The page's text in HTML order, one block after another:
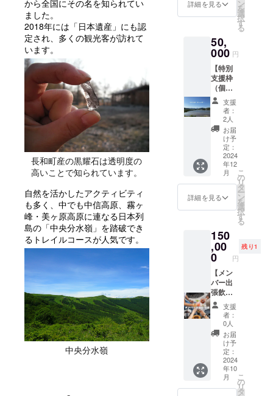
から全国にその名を知られてい
ました。
2018年には「日本遺産」にも認
定され、多くの観光客が訪れて
います。
長和町産の黒耀石は透明度の
高いことで知られています。
自然を活かしたアクティビティ
も多く、中でも中信高原、霧ヶ
峰・美ヶ原高原に連なる日本列
島の「中央分水嶺」を踏破でき
るトレイルコースが人気です。
中央分水嶺
け商品
記され
ます。
商品開
封前に
は必ず
お届け
のリ
ターン
に貼付
された
ラベル
や注意
書きを
ご確認
くださ
い。」
保存方
射日光
を避け
た場所
賞味期
限：2ヶ
月 産
地：長
和町
穫・は
ぜかけ
●美味し
いお弁
当付き
●滞在費
用 〈羽
田野
ワーク
スペー
スにて
宿泊〉
＊滞在
中のお
部屋は
相部屋
となり
ますの
でご了
承くだ
宿泊所
として
許可取
得済み
●夕食の
材料費
●温泉券
付き ●
イベン
ト保険
【スケ
ジュー
ル】 ○1
日目
10:00〜
現地
集合〜
加 野
沢菜油
(100g)
○長門牧
場の牛
乳を使
用した
濃厚な
バーム
クーヘ
ン（1
個） ・
長門牧
場オリ
ジナル
お菓子
の一番
人気商
品！長
門牧場
で搾り
牛乳を
使用し
たバー
ム
クーヘ
ンで
す。 ○
石窯カ
フェ
KOKUY
Aのフィ
ナン
シェ詰
め合わ
せ（12
個） ・
中山道
＊滞在
中のお
相部屋
となり
ますの
でご了
承くだ
さい。
＊簡易
宿泊所
として
許可取
得済み
●温泉券
付き ●
イベン
ト保険
〈スケ
ジュー
ル〉 日
程：プ
クト終
了後、
後日調
整メー
ルにて
調整し
てまい
りま
す。
〈滞在
施設に
つい
て〉 ・
宿泊可
能日
数：1泊
2日（利
できま
す。 お
の中、
美味し
いご飯
を食べ
ながら
田舎を
満喫し
ません
か。
【特
典】 ・
地域の
食材を
使った
お弁当
イベン
ト参加
動画配
信（配
信期
間：
2024年
11月〜
2025年
11月）
・DIY参
加証明
として
施設に
木札
（小:w1
0cm×3
cm）で
お名前
田野
ワーク
なりま
す。
【特
典】 収
穫した
新米の
〈はぜ
かけ
米〉
は、
じっく
りと天
日干し
後に、
発送
（11月
きま
す。
〈イベ
ントス
ケ
ジュー
ル〉 ・
日程：
2024年
10月初
旬の週
末 ＊
天候に
より前
後致し
「和
が最初
にリノ
ベー
ション
をした
築163年
の古民
家「羽
田野
ワーク
スペー
ス」に
て宿泊
しま
す。 古
修DIYの
参加イ
待しま
す！ 地
域の一
級建築
士の指
導のも
と、DIY
のノウ
ハウや
改修の
コツな
ど、皆
んなで
ワイワ
イ楽し
みなが
だく』
ハン
ターか
被害
や、実
際の狩
猟現場
への
フィー
ルド
ワー
ク、夕
食には
ジビエ
BBQを
皆んな
で囲み
だく食
育体験
ツアー
翌日に
は、解
体施設
での解
体見
学・体
験（任
意）を
行い、
昼食に
はジビ
エタコ
スを楽
グトロ
ます。
頭蓋骨
部分を
10色の
カラー
の中か
らお好
きなカ
ラーで
お届け
いたし
ます！
店舗や
お部屋
のイン
テリア
にいか
然のも
のにな
ります
ので一
つとし
てサイ
ズ・形
が同じ
モノが
ござい
ませ
ん。 ご
理解い
ただけ
る方の
み購入
をお願
詳細を見る ン
を
選
択
す
る
50,
000 円
【特別
支援枠
（個人
or企
業）】
特別な
リター
ンは不
要で応
援した
い！と
いう方
向けの
返礼品
です。
容〉 ・
心のこ
もった
御礼
メール
・’’HAD
ANO別
邸
（仮）’’
内のお
名前or
ニック
ネーム
or企業
名 刻印
（中:W
15cm×
支援
者：
2人
お届
け予
定：
2024
年12
月
詳細を見る
こ
の
リ
タ
ー
ン
を
選
択
す
る
150
,00
0 円
残り1
【メン
バー出
張飲み
会！】
プロ
ジェク
トを進
める地
域おこ
し協力
隊と
「和
（なご
支援
者：
0人
お届
け予
定：
2024
年10
月
こ
の
リ
タ